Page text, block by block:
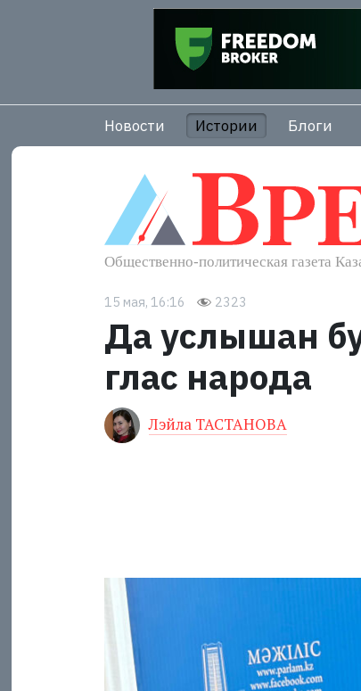
Новости Истории Блоги
15 мая, 16:16 2323
Да услышан
глас народа
Лэйла ТАСТАНОВА